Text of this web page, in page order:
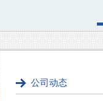
公司动态